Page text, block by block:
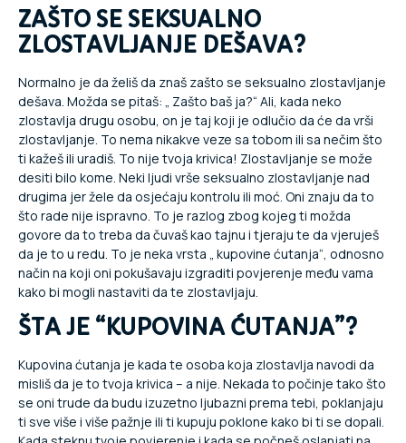
ZAŠTO SE SEKSUALNO
ZLOSTAVLJANJE DEŠAVA?
Normalno je da želiš da znaš zašto se seksualno zlostavljanje
dešava. Možda se pitaš: „ Zašto baš ja?“ Ali, kada neko
zlostavlja drugu osobu, on je taj koji je odlučio da će da vrši
zlostavljanje. To nema nikakve veze sa tobom ili sa nečim što
ti kažeš ili uradiš. To nije tvoja krivica! Zlostavljanje se može
desiti bilo kome. Neki ljudi vrše seksualno zlostavljanje nad
drugima jer žele da osjećaju kontrolu ili moć. Oni znaju da to
što rade nije ispravno. To je razlog zbog kojeg ti možda
govore da to treba da čuvaš kao tajnu i tjeraju te da vjeruješ
da je to u redu. To je neka vrsta „ kupovine ćutanja“, odnosno
način na koji oni pokušavaju izgraditi povjerenje među vama
kako bi mogli nastaviti da te zlostavljaju.
ŠTA JE “KUPOVINA ĆUTANJA”?
Kupovina ćutanja je kada te osoba koja zlostavlja navodi da
misliš da je to tvoja krivica – a nije. Nekada to počinje tako što
se oni trude da budu izuzetno ljubazni prema tebi, poklanjaju
ti sve više i više pažnje ili ti kupuju poklone kako bi ti se dopali.